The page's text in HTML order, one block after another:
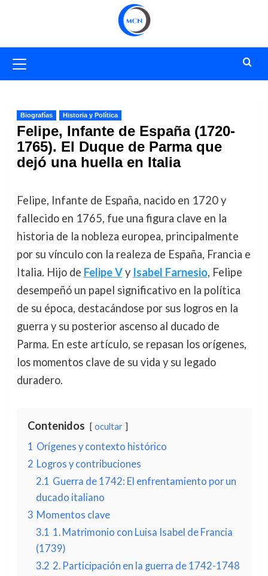
primario
Biografías Historia y Política
Felipe, Infante de España (1720-
1765). El Duque de Parma que
dejó una huella en Italia
Felipe, Infante de España, nacido en 1720 y
fallecido en 1765, fue una figura clave en la
historia de la nobleza europea, principalmente
por su vínculo con la realeza de España, Francia e
Italia. Hijo de Felipe Vy Isabel Farnesio, Felipe
desempeñó un papel significativo en la política
de su época, destacándose por sus logros en la
guerra y su posterior ascenso al ducado de
Parma. En este artículo, se repasan los orígenes,
los momentos clave de su vida y su legado
duradero.
Contenidos ocultar
1 Orígenes y contexto histórico
2 Logros y contribuciones
2.1 Guerra de 1742: El enfrentamiento por un
ducado italiano
3 Momentos clave
3.1 1. Matrimonio con Luisa Isabel de Francia
(1739)
3.2 2. Participación en la guerra de 1742-1748